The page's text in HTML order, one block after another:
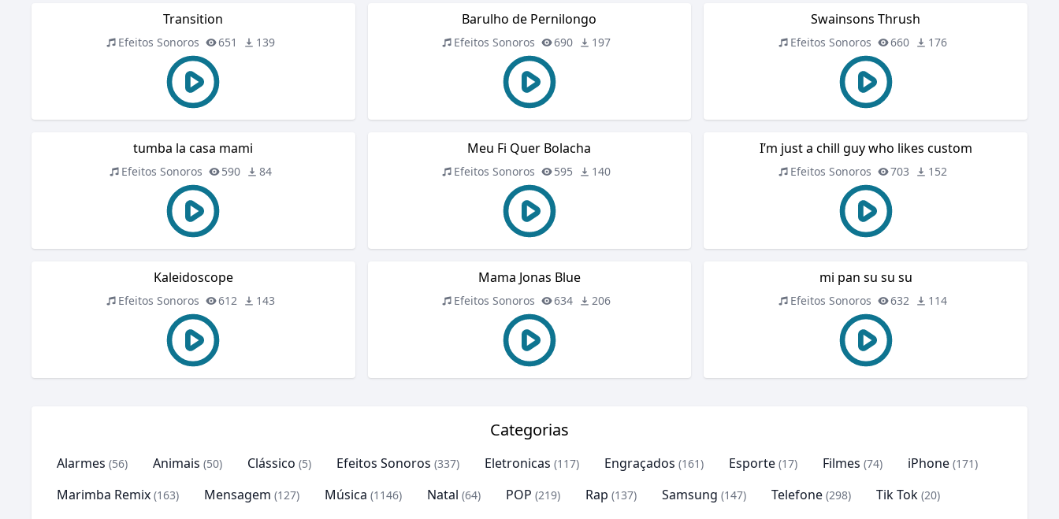
Transition
Efeitos Sonoros 651 139
Barulho de Pernilongo
Efeitos Sonoros 690 197
Swainsons Thrush
Efeitos Sonoros 660 176
tumba la casa mami
Efeitos Sonoros 590 84
Meu Fi Quer Bolacha
Efeitos Sonoros 595 140
I’m just a chill guy who likes custom
Efeitos Sonoros 703 152
Kaleidoscope
Efeitos Sonoros 612 143
Mama Jonas Blue
Efeitos Sonoros 634 206
mi pan su su su
Efeitos Sonoros 632 114
Categorias
Alarmes (56) Animais (50) Clássico (5) Efeitos Sonoros (337) Eletronicas (117) Engraçados (161) Esporte (17) Filmes (74) iPhone (171)
Marimba Remix (163) Mensagem (127) Música (1146) Natal (64) POP (219) Rap (137) Samsung (147) Telefone (298) Tik Tok (20)